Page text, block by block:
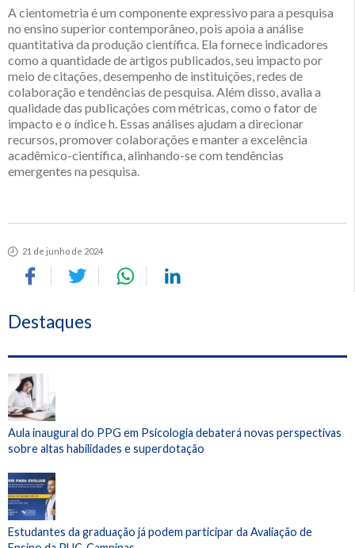
A cientometria é um componente expressivo para a pesquisa
no ensino superior contemporâneo, pois apoia a análise
quantitativa da produção científica. Ela fornece indicadores
como a quantidade de artigos publicados, seu impacto por
meio de citações, desempenho de instituições, redes de
colaboração e tendências de pesquisa. Além disso, avalia a
qualidade das publicações com métricas, como o fator de
impacto e o índice h. Essas análises ajudam a direcionar
recursos, promover colaborações e manter a excelência
acadêmico-científica, alinhando-se com tendências
emergentes na pesquisa.
21 de junho de 2024
Destaques
Aula inaugural do PPG em Psicologia debaterá novas perspectivas
sobre altas habilidades e superdotação
Estudantes da graduação já podem participar da Avaliação de